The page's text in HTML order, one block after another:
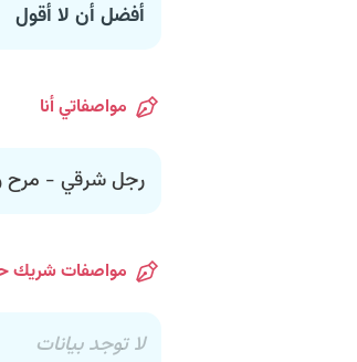
أفضل أن لا أقول
مواصفاتي أنا
رجل شرقي - مرح
مواصفات شريك
لا توجد بيانات